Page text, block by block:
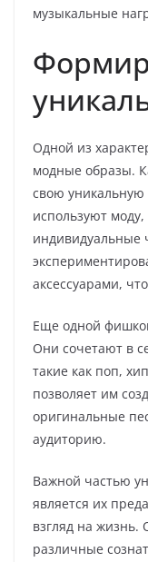
музыкальные
Одной из
модные образы.
свою
используют
индивидуальные
аксессуарами,
Еще одной
Они сочетают в
такие как поп,
позволяет им
оригинальные
аудиторию.
Важной частью
является их
взгляд на
различные